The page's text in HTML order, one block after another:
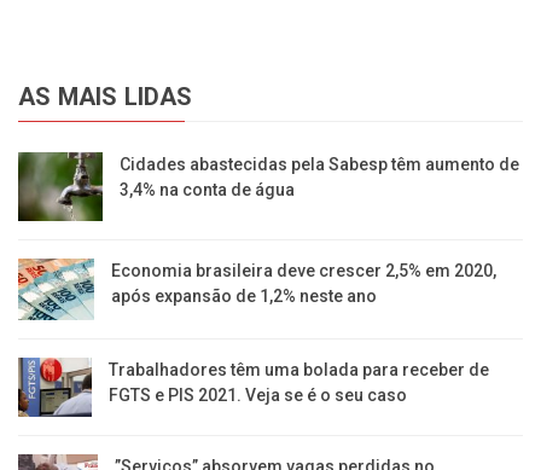
AS MAIS LIDAS
Cidades abastecidas pela Sabesp têm aumento de
3,4% na conta de água
Economia brasileira deve crescer 2,5% em 2020,
após expansão de 1,2% neste ano
Trabalhadores têm uma bolada para receber de
FGTS e PIS 2021. Veja se é o seu caso